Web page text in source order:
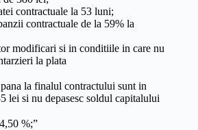
contractuale la 53 luni;
contractuale de la 59% la
modificari si in conditiile in care nu
la plata
la finalul contractului sunt in
lei si nu depasesc soldul capitalului
%;”